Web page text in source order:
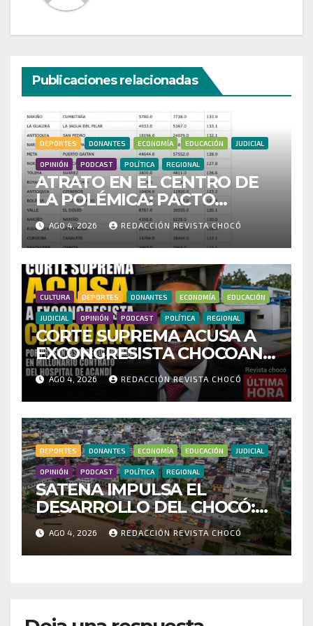
Publicaciones relacionadas
DEPORTES DONANTES ECONOMÍA EDUCACIÓN JUDICIAL
OPINIÓN PODCAST POLÍTICA REGIONAL
ATRATO EN EL CENTRO DE
LA POLÉMICA: PACTO
HISTÓRICO CUESTIONA
CENSO ELECTORAL Y PIDE
INVESTIGAR PRESUNTO
FRAUDE
AGO 4, 2026 REDACCIÓN REVISTA CHOCÓ
CULTURA DEPORTES DONANTES ECONOMÍA EDUCACIÓN
JUDICIAL OPINIÓN PODCAST POLÍTICA REGIONAL
CORTE SUPREMA ACUSA A
EXCONGRESISTA CHOCOANO
POR PRESUNTAS
IRREGULARIDADES EN
MILLONARIO CONTRATO
DEL HOSPITAL DE ACANDÍ
AGO 4, 2026 REDACCIÓN REVISTA CHOCÓ
DEPORTES DONANTES ECONOMÍA EDUCACIÓN JUDICIAL
OPINIÓN PODCAST POLÍTICA REGIONAL
SATENA IMPULSA EL
DESARROLLO DEL CHOCÓ:
MÁS DE 35 MIL PASAJEROS
MOVILIZADOS Y NUEVAS
RUTAS FORTALECEN LA
AGO 4, 2026 REDACCIÓN REVISTA CHOCÓ